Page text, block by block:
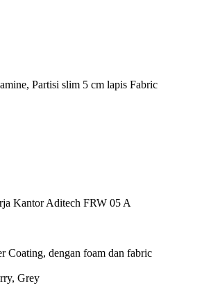
Partisi slim 5 cm lapis Fabric
Kantor Aditech FRW 05 A
Coating, dengan foam dan fabric
Grey